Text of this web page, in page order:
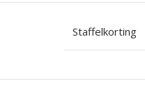
Staffelkorting